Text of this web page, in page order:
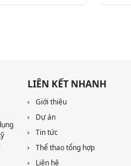
LIÊN KẾT NHANH
Giới thiệu
Dự án
Tin tức
Thể thao tổng hợp
Liên hệ